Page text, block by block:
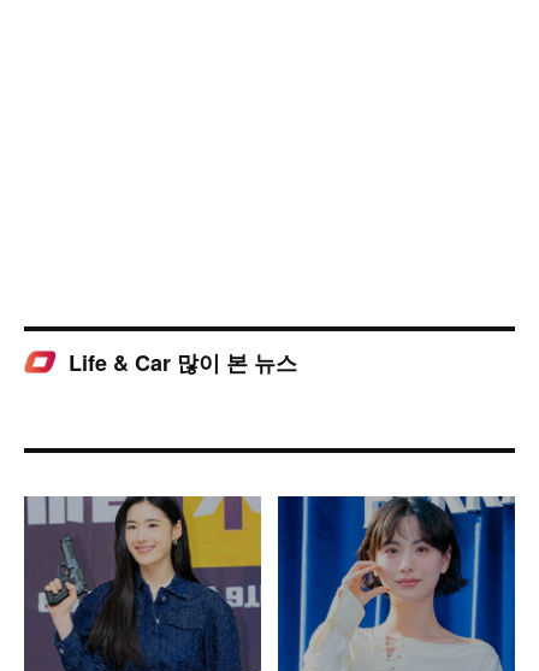
Life & Car 많이 본 뉴스